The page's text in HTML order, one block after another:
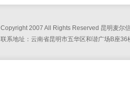
Copyright 2007 All Rights Reserved 昆明麦尔
联系地址：云南省昆明市五华区和谐广场B座